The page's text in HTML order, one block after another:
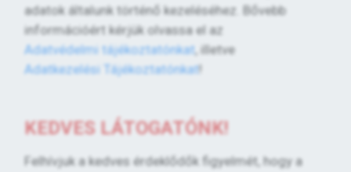
adatok általunk történő kezeléséhez. Bővebb
információért kérjük olvassa el az
Adatvédelmi tájékoztatónkat, illetve
Adatkezelési Tájékoztatónkat!
KEDVES LÁTOGATÓNK!
Felhívjuk a kedves érdeklődők figyelmét, hogy a